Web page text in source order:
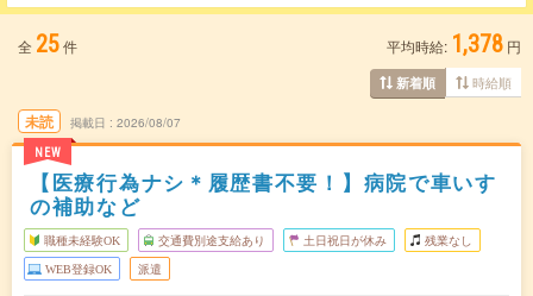
全 25件 平均時給: 1,378 円
新着順 時給順
未読
NEW
掲載日 2026/08/07
【医療行為ナシ＊履歴書不要！】病院で車いす
の補助など
職種未経験OK 交通費別途支給あり 土日祝日が休み 残業なし
WEB登録OK 派遣